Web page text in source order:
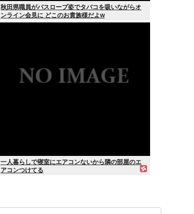
秋田県職員がバスローブ姿でタバコを吸いながらオ
ンライン会見に どこのお貴族様だよw
一人暮らしで寝室にエアコンないから隣の部屋のエ
アコンつけてる